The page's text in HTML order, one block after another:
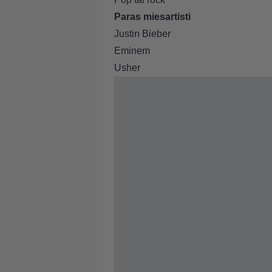
Paras miesartisti
Justin Bieber
Eminem
Usher